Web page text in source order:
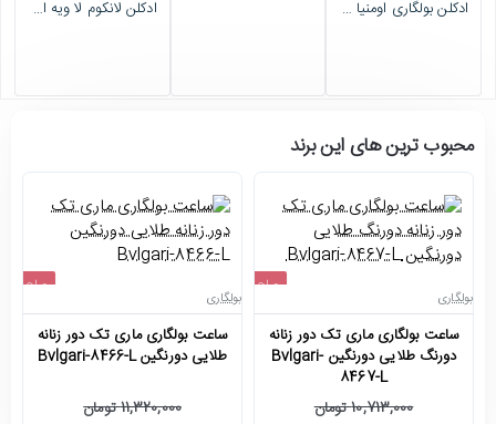
اتمام موجودی
ادکلن بولگاری اومنیا آمتیس بنفش 65 میل Bvlgari-31396-L
اتمام موجودی
ادکلن لانکوم لا ویه است بله له اکلت 75 میل Lancome-31726-L
محبوب ترین های این برند
حراج
-4%
بولگاری
ساعت بولگاری ماری تک دور زنانه
دورنگ طلایی دورنگین Bvlgari-
8467-L
10,713,000 تومان
حراج
-4%
بولگاری
ساعت بولگاری ماری تک دور زنانه
طلایی دورنگین Bvlgari-8466-L
11,320,000 تومان